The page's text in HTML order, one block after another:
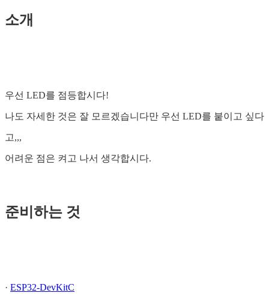
소개
우선 LED를 점등합시다!
나도 자세한 것은 잘 모르겠습니다만 우선 LED를 붙이고 싶다
고,,,
어려운 점은 켜고 나서 생각합시다.
준비하는 것
· ESP32-DevKitC